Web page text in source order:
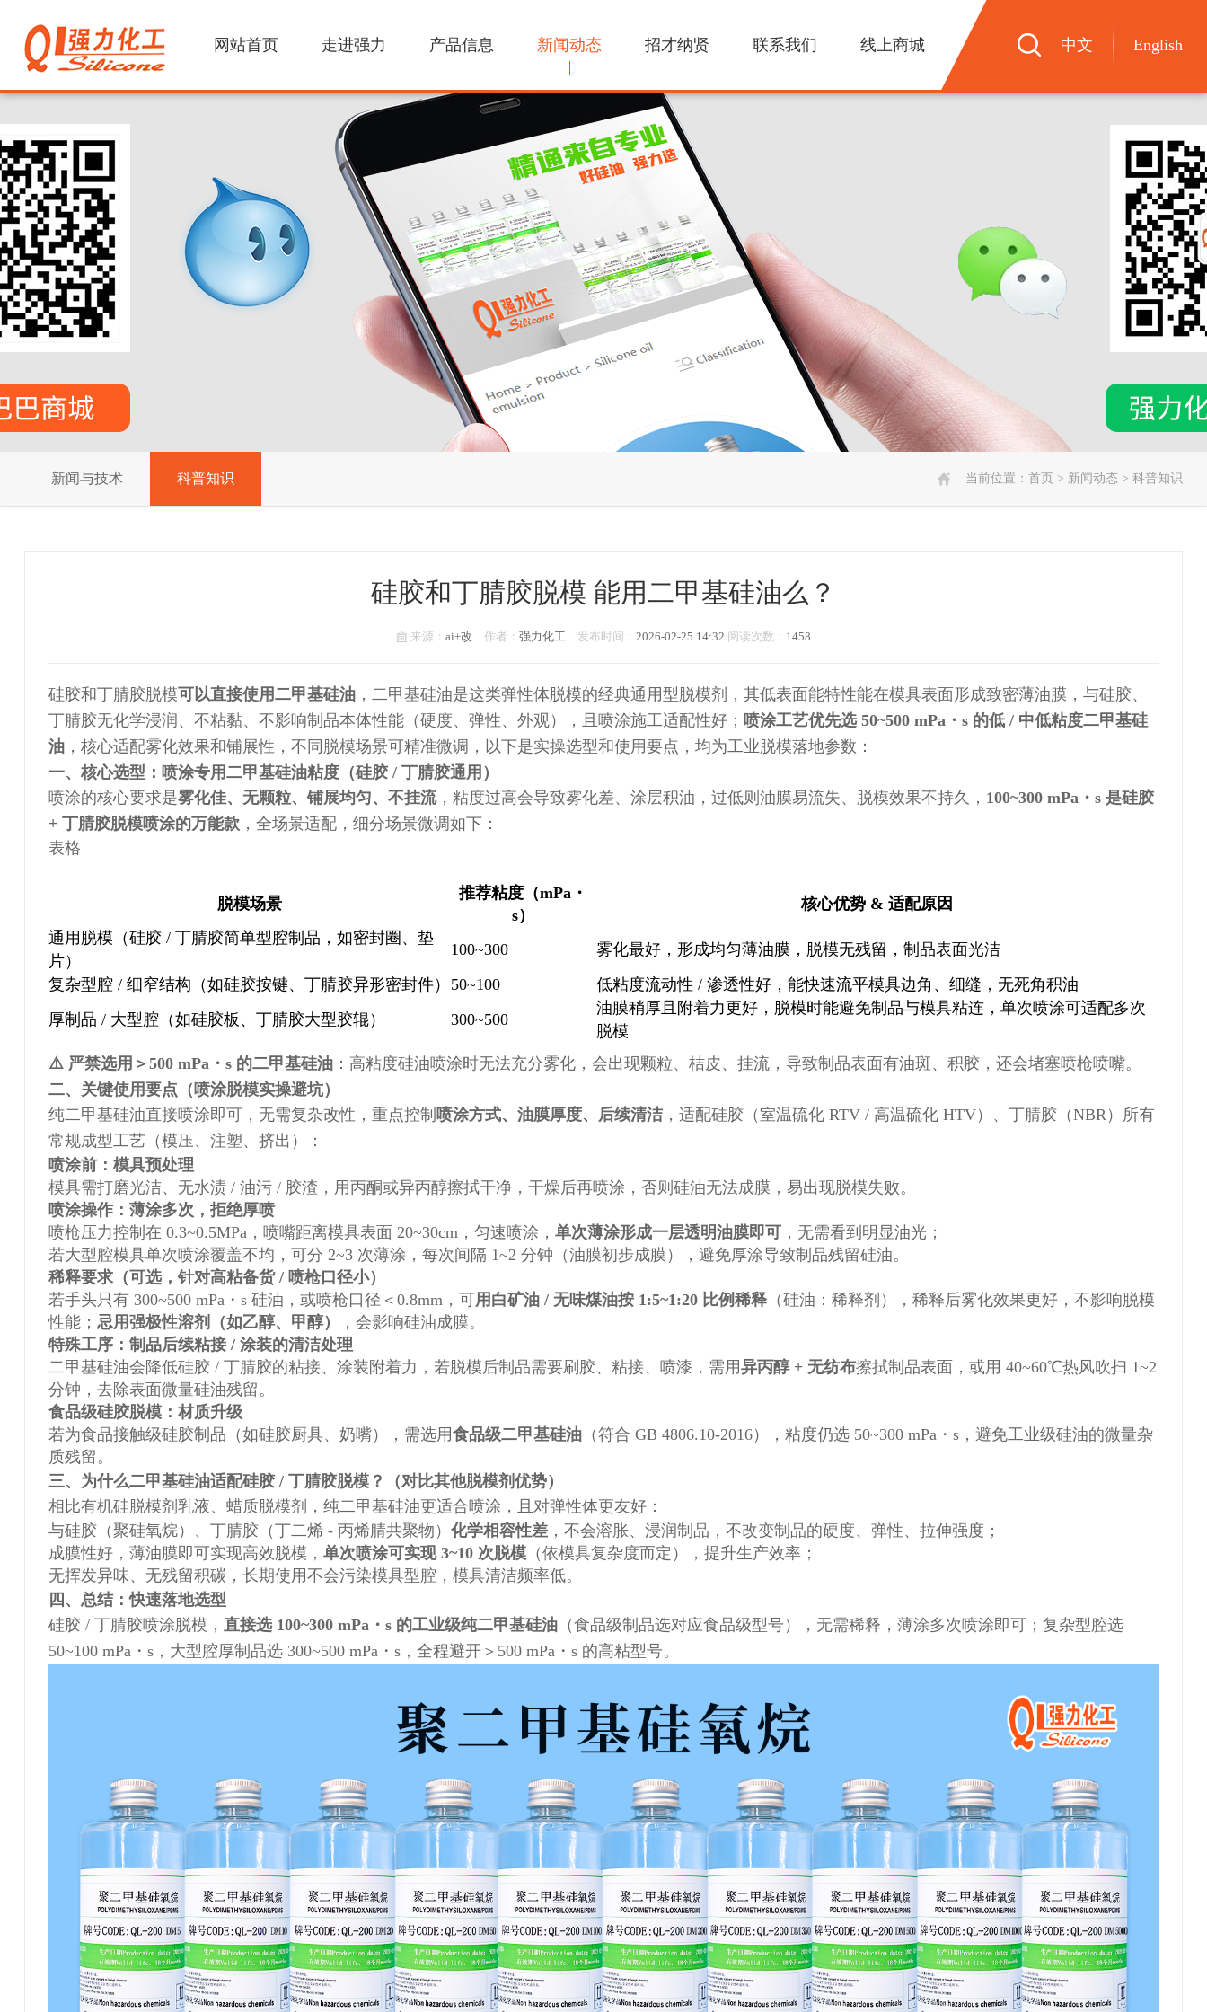
网站首页 走进强力 产品信息 新闻动态 招才纳贤 联系我们 线上商城 中文 English
当前位置：首页 > 新闻动态 >科普知识
新闻与技术 科普知识
硅胶和丁腈胶脱模 能用二甲基硅油么？
来源： ai+改 作者： 强力化工 发布时间： 2026-02-25 14:32 阅读次数： 1458
硅胶和丁腈胶脱模可以直接使用二甲基硅油，二甲基硅油是这类弹性体脱模的经典通用型脱模剂，其低表面能特性能在模具表面形成致密薄油膜，与硅胶、
丁腈胶无化学浸润、不粘黏、不影响制品本体性能（硬度、弹性、外观），且喷涂施工适配性好； 喷涂工艺优先选 50~500 mPa・s 的低 / 中低粘度二甲基硅
油，核心适配雾化效果和铺展性，不同脱模场景可精准微调，以下是实操选型和使用要点，均为工业脱模落地参数：
一、核心选型：喷涂专用二甲基硅油粘度（硅胶 / 丁腈胶通用）
喷涂的核心要求是雾化佳、无颗粒、铺展均匀、不挂流，粘度过高会导致雾化差、涂层积油，过低则油膜易流失、脱模效果不持久， 100~300 mPa・s 是硅胶
+ 丁腈胶脱模喷涂的万能款，全场景适配，细分场景微调如下：
表格
脱模场景
推荐粘度（mPa・
s）
核心优势 & 适配原因
通用脱模（硅胶 / 丁腈胶简单型腔制品，如密封圈、垫
片）
100~300
雾化最好，形成均匀薄油膜，脱模无残留，制品表面光洁
复杂型腔 / 细窄结构（如硅胶按键、丁腈胶异形密封件）
50~100
低粘度流动性 / 渗透性好，能快速流平模具边角、细缝，无死角积油
厚制品 / 大型腔（如硅胶板、丁腈胶大型胶辊）
300~500
油膜稍厚且附着力更好，脱模时能避免制品与模具粘连，单次喷涂可适配多次
脱模
⚠️ 严禁选用＞500 mPa・s 的二甲基硅油：高粘度硅油喷涂时无法充分雾化，会出现颗粒、桔皮、挂流，导致制品表面有油斑、积胶，还会堵塞喷枪喷嘴。
二、关键使用要点（喷涂脱模实操避坑）
纯二甲基硅油直接喷涂即可，无需复杂改性，重点控制 喷涂方式、油膜厚度、后续清洁，适配硅胶（室温硫化 RTV / 高温硫化 HTV）、丁腈胶（NBR）所有
常规成型工艺（模压、注塑、挤出）：
喷涂前：模具预处理
模具需打磨光洁、无水渍 / 油污 / 胶渣，用丙酮或异丙醇擦拭干净，干燥后再喷涂，否则硅油无法成膜，易出现脱模失败。
喷涂操作：薄涂多次，拒绝厚喷
喷枪压力控制在 0.3~0.5MPa，喷嘴距离模具表面 20~30cm，匀速喷涂， 单次薄涂形成一层透明油膜即可，无需看到明显油光；
若大型腔模具单次喷涂覆盖不均，可分 2~3 次薄涂，每次间隔 1~2 分钟（油膜初步成膜），避免厚涂导致制品残留硅油。
稀释要求（可选，针对高粘备货 / 喷枪口径小）
若手头只有 300~500 mPa・s 硅油，或喷枪口径＜0.8mm，可用白矿油 / 无味煤油按 1:5~1:20 比例稀释（硅油：稀释剂），稀释后雾化效果更好，不影响脱模
性能； 忌用强极性溶剂（如乙醇、甲醇）
，会影响硅油成膜。
特殊工序：制品后续粘接 / 涂装的清洁处理
二甲基硅油会降低硅胶 / 丁腈胶的粘接、涂装附着力，若脱模后制品需要刷胶、粘接、喷漆，需用异丙醇 + 无纺布擦拭制品表面，或用 40~60℃热风吹扫 1~2
分钟，去除表面微量硅油残留。
食品级硅胶脱模：材质升级
若为食品接触级硅胶制品（如硅胶厨具、奶嘴），需选用食品级二甲基硅油（符合 GB 4806.10-2016），粘度仍选 50~300 mPa・s，避免工业级硅油的微量杂
质残留。
三、为什么二甲基硅油适配硅胶 / 丁腈胶脱模？（对比其他脱模剂优势）
相比有机硅脱模剂乳液、蜡质脱模剂，纯二甲基硅油更适合喷涂，且对弹性体更友好：
与硅胶（聚硅氧烷）、丁腈胶（丁二烯 - 丙烯腈共聚物） 化学相容性差，不会溶胀、浸润制品，不改变制品的硬度、弹性、拉伸强度；
成膜性好，薄油膜即可实现高效脱模， 单次喷涂可实现 3~10 次脱模（依模具复杂度而定），提升生产效率；
无挥发异味、无残留积碳，长期使用不会污染模具型腔，模具清洁频率低。
四、总结：快速落地选型
硅胶 / 丁腈胶喷涂脱模， 直接选 100~300 mPa・s 的工业级纯二甲基硅油（食品级制品选对应食品级型号），无需稀释，薄涂多次喷涂即可；复杂型腔选
50~100 mPa・s，大型腔厚制品选 300~500 mPa・s，全程避开＞500 mPa・s 的高粘型号。